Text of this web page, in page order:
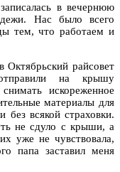
в вечернюю
Нас было всего
тем, что работаем и
райсовет
на крышу
искореженное
материалы для
всякой страховки.
не сдуло с крыши, а
уже не чувствовала,
папа заставил меня